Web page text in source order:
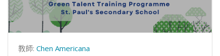
教師: Chen Americana